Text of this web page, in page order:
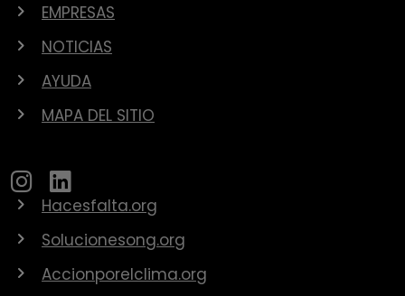
EMPRESAS
NOTICIAS
AYUDA
MAPA DEL SITIO
Hacesfalta.org
Solucionesong.org
Accionporelclima.org